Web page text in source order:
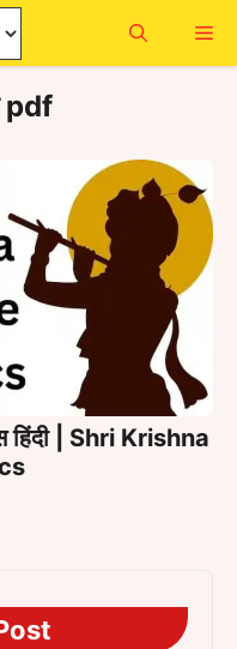
pdf
हिंदी | Shri Krishna